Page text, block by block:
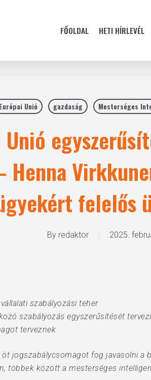
FŐOLDAL HETI HÍRLEVÉL
Európai Unió gazdaság Mesterséges
Unió
Henna
felelős
By redaktor 2025.
szabályozási teher
szabályozás egyszerűsítését
terveznek
jogszabálycsomagot fog javasolni a
többek között a mesterséges